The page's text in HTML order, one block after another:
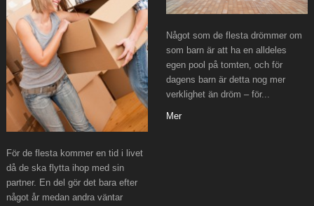
För de flesta kommer en tid i livet
då de ska flytta ihop med sin
partner. En del gör det bara efter
något år medan andra väntar
Något som de flesta drömmer om
som barn är att ha en alldeles
egen pool på tomten, och för
dagens barn är detta nog mer
verklighet än dröm – för...
Mer